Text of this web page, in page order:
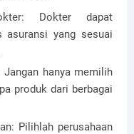
Dokter dapat
asuransi yang sesuai
Jangan hanya memilih
produk dari berbagai
Pilihlah perusahaan